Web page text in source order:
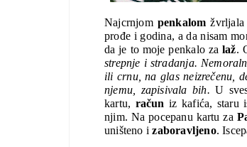
Najcrnjom penkalom žvrljala
prođe i godina, a da nisam
da je to moje penkalo za laž.
strepnje i stradanja.
ili crnu, na glas neizrečenu,
njemu, zapisivala bih. U
kartu, račun iz kafića, staru
njim. Na pocepanu kartu za
uništeno i zaboravljeno.